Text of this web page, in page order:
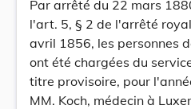
Par arrêté du 22 mars
l'art. 5, § 2 de l'arrêté
avril 1856, les personnes
ont été chargées du
titre provisoire, pour
MM. Koch, médecin à